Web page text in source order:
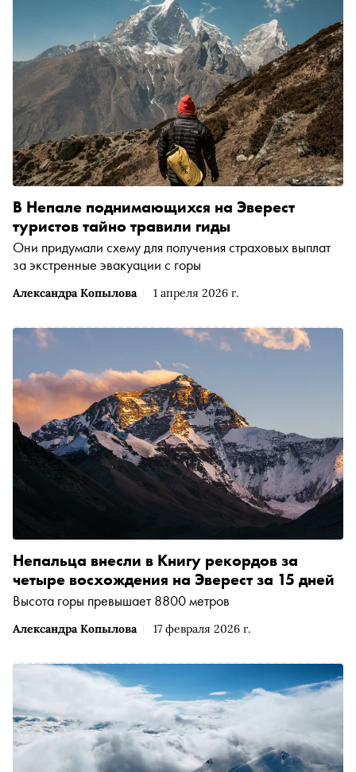
Александра Копылова 1 апреля 2026 г.
В Непале поднимающихся на Эверест
туристов тайно травили гиды
Они придумали схему для получения страховых выплат
за экстренные эвакуации с горы
Александра Копылова 17 февраля 2026 г.
Непальца внесли в Книгу рекордов за
четыре восхождения на Эверест за 15 дней
Высота горы превышает 8800 метров